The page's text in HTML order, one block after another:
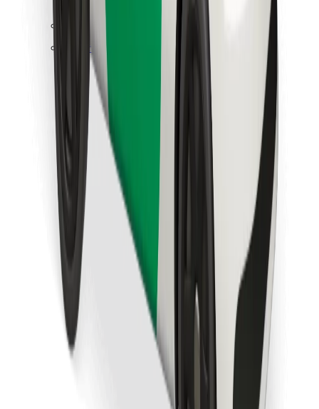
Najdi svojo najljubšo hrano!
Prenesi aplikacijo Bolt Food